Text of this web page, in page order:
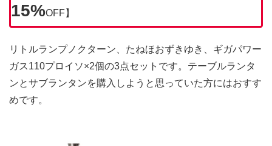
15%OFF】
リトルランプノクターン、たねほおずきゆき、ギガパワー
ガス110プロイソ×2個の3点セットです。テーブルランタ
ンとサブランタンを購入しようと思っていた方にはおすす
めです。